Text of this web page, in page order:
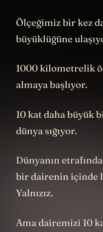
Ölçeğimiz bir kez
büyüklüğüne
1000 kilometrelik
almaya başlıyor.
10 kat daha büyük
dünya sığıyor.
Dünyanın
bir dairenin içinde
Yalnızız.
Ama dairemizi 10